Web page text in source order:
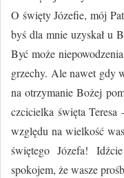
O święty Józefie, mój
byś dla mnie uzyskał u
Być może
grzechy. Ale nawet gdy
na otrzymanie Bożej
czcicielka święta
względu na wielkość
świętego Józefa!
spokojem, że wasze